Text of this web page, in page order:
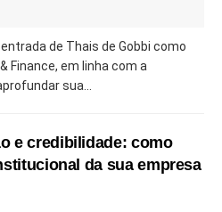
de Thais de Gobbi como
Finance, em linha com a
sua...
e credibilidade: como
da sua empresa